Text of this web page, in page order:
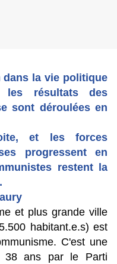
dans la vie politique
résultats des
sont déroulées en
et les forces
progressent en
restent la
et plus grande ville
habitant.e.s) est
C'est une
38 ans par le Parti